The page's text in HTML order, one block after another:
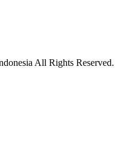
All Rights Reserved.